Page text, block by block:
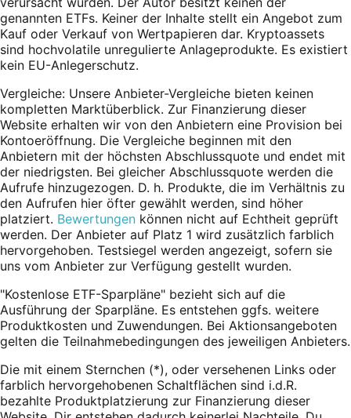
genannten ETFs. Keiner der Inhalte stellt ein Angebot zum
Kauf oder Verkauf von Wertpapieren dar. Kryptoassets
sind hochvolatile unregulierte Anlageprodukte. Es existiert
kein EU-Anlegerschutz.
Vergleiche: Unsere Anbieter-Vergleiche bieten keinen
kompletten Marktüberblick. Zur Finanzierung dieser
Website erhalten wir von den Anbietern eine Provision bei
Kontoeröffnung. Die Vergleiche beginnen mit den
Anbietern mit der höchsten Abschlussquote und endet mit
der niedrigsten. Bei gleicher Abschlussquote werden die
Aufrufe hinzugezogen. D. h. Produkte, die im Verhältnis zu
den Aufrufen hier öfter gewählt werden, sind höher
platziert. Bewertungen können nicht auf Echtheit geprüft
werden. Der Anbieter auf Platz 1 wird zusätzlich farblich
hervorgehoben. Testsiegel werden angezeigt, sofern sie
uns vom Anbieter zur Verfügung gestellt wurden.
"Kostenlose ETF-Sparpläne" bezieht sich auf die
Ausführung der Sparpläne. Es entstehen ggfs. weitere
Produktkosten und Zuwendungen. Bei Aktionsangeboten
gelten die Teilnahmebedingungen des jeweiligen Anbieters.
Die mit einem Sternchen (*), oder versehenen Links oder
farblich hervorgehobenen Schaltflächen sind i.d.R.
bezahlte Produktplatzierung zur Finanzierung dieser